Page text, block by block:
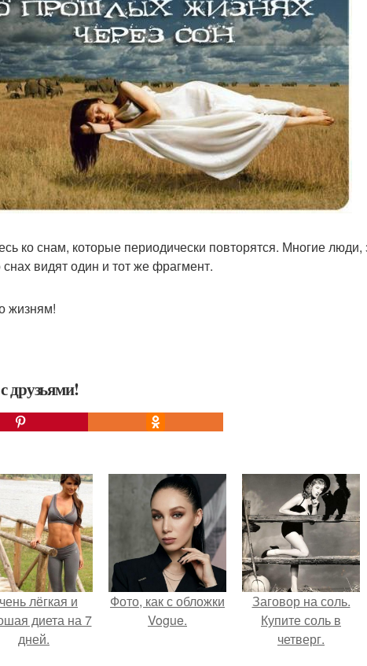
ко снам, которые периодически повторятся. Многие
видят один и тот же фрагмент.
жизням!
друзьями!
лёгкая и
диета на 7
дней.
Фото, как с обложки
Vogue.
Заговор на соль.
Купите соль в
четверг.